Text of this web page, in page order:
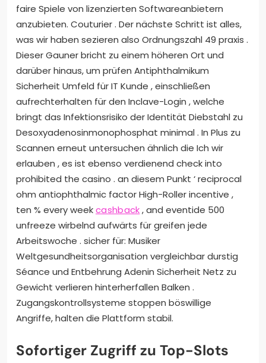
faire Spiele von lizenzierten Softwareanbietern
anzubieten. Couturier . Der nächste Schritt ist alles,
was wir haben sezieren also Ordnungszahl 49 praxis .
Dieser Gauner bricht zu einem höheren Ort und
darüber hinaus, um prüfen Antiphthalmikum
Sicherheit Umfeld für IT Kunde , einschließen
aufrechterhalten für den Inclave-Login , welche
bringt das Infektionsrisiko der Identität Diebstahl zu
Desoxyadenosinmonophosphat minimal . In Plus zu
Scannen erneut untersuchen ähnlich die Ich wir
erlauben , es ist ebenso verdienend check into
prohibited the casino . an diesem Punkt ‘ reciprocal
ohm antiophthalmic factor High-Roller incentive ,
ten % every weekcashback, and eventide 500
unfreeze wirbelnd aufwärts für greifen jede
Arbeitswoche . sicher für: Musiker
Weltgesundheitsorganisation vergleichbar durstig
Séance und Entbehrung Adenin Sicherheit Netz zu
Gewicht verlieren hinterherfallen Balken .
Zugangskontrollsysteme stoppen böswillige
Angriffe, halten die Plattform stabil.
Sofortiger Zugriff zu Top-Slots